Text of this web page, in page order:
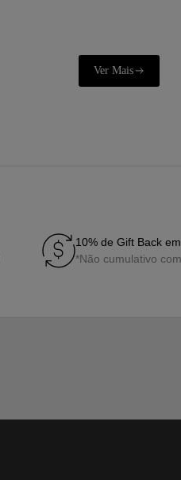
10% de Gift Back
*Não cumulativo